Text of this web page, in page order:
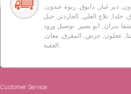
دير غبار, دابوق, ربوه عبدون,
خلدا, تلاع العلي, الجاردنز, جبل
بدران, ابو نصير. توصيل ورود
عجلون, جرش, المفرق, معان,
العقبة.
Customer Service